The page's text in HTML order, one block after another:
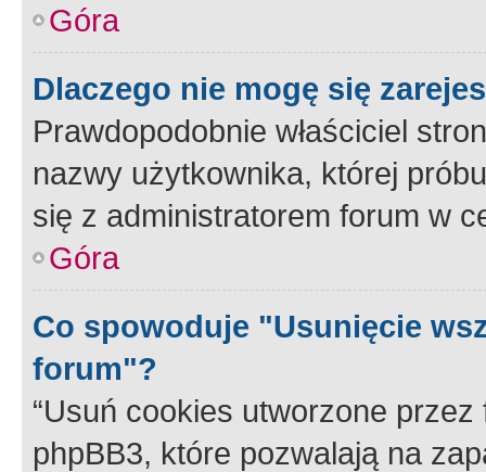
Góra
Dlaczego nie mogę się
Prawdopodobnie właściciel
nazwy użytkownika, której
się z administratorem forum w
Góra
Co spowoduje "Usunięcie
forum"?
“Usuń cookies utworzone
phpBB3, które pozwalają na